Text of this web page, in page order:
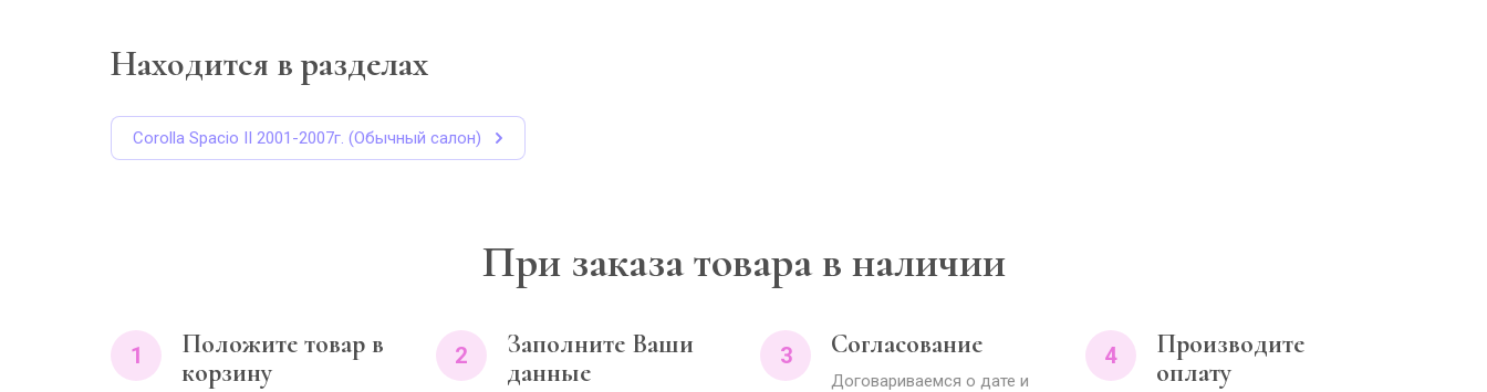
Находится в разделах
Corolla Spacio II 2001-2007г. (Обычный салон)
При заказа товара в наличии
1
Положите товар в
корзину
2
Заполните Ваши
данные
3 Согласование
Договариваемся о дате и
4
Производите
оплату